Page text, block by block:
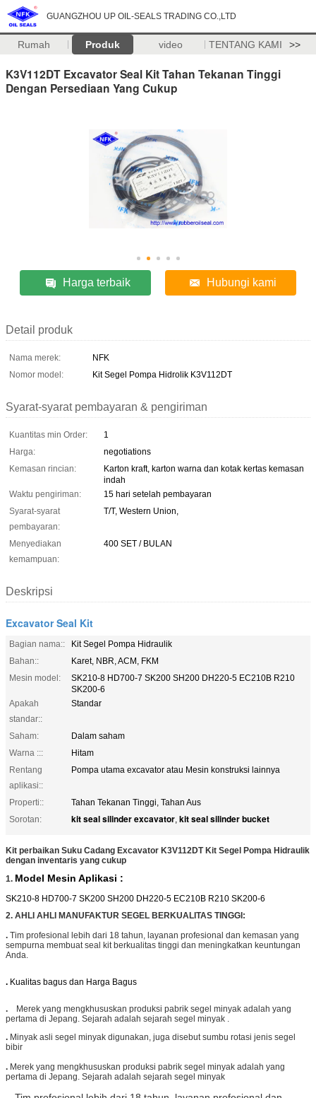
GUANGZHOU UP OIL-SEALS TRADING CO.,LTD
Rumah Produk video TENTANG KAMI >>
K3V112DT Excavator Seal Kit Tahan Tekanan Tinggi
Dengan Persediaan Yang Cukup
Harga terbaik Hubungi kami
Detail produk
Nama merek:
NFK
Nomor model:
Kit Segel Pompa Hidrolik K3V112DT
Syarat-syarat pembayaran & pengiriman
Kuantitas min Order:
1
Harga:
negotiations
Kemasan rincian:
Karton kraft, karton warna dan kotak kertas kemasan
indah
Waktu pengiriman:
15 hari setelah pembayaran
Syarat-syarat
pembayaran:
T/T, Western Union,
Menyediakan
kemampuan:
400 SET / BULAN
Deskripsi
Excavator Seal Kit
Bagian nama::
Kit Segel Pompa Hidraulik
Bahan::
Karet, NBR, ACM, FKM
Mesin model:
SK210-8 HD700-7 SK200 SH200 DH220-5 EC210B R210
SK200-6
Apakah
standar::
Standar
Saham:
Dalam saham
Warna :::
Hitam
Rentang
aplikasi::
Pompa utama excavator atau Mesin konstruksi lainnya
Properti::
Tahan Tekanan Tinggi, Tahan Aus
Sorotan:
kit seal silinder excavator, kit seal silinder bucket
Kit perbaikan Suku Cadang Excavator K3V112DT Kit Segel Pompa Hidraulik
dengan inventaris yang cukup
1. Model Mesin Aplikasi :
SK210-8 HD700-7 SK200 SH200 DH220-5 EC210B R210 SK200-6
2. AHLI AHLI MANUFAKTUR SEGEL BERKUALITAS TINGGI:
. Tim profesional lebih dari 18 tahun, layanan profesional dan kemasan yang
sempurna membuat seal kit berkualitas tinggi dan meningkatkan keuntungan
Anda.
. Kualitas bagus dan Harga Bagus
.
Merek yang mengkhususkan produksi pabrik segel minyak adalah yang
pertama di Jepang. Sejarah adalah sejarah segel minyak .
. Minyak asli segel minyak digunakan, juga disebut sumbu rotasi jenis segel
bibir
. Merek yang mengkhususkan produksi pabrik segel minyak adalah yang
pertama di Jepang. Sejarah adalah sejarah segel minyak